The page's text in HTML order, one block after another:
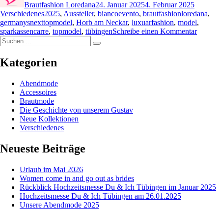
Brautfashion Loredana24. Januar 20254. Februar 2025
VerschiedenesSchlagwörter
2025, Aussteller, biancoevento, brautfashionloredana,
germanysnexttopmodel, Horb am Neckar, luxuarfashion, model,
sparkassencarre, topmodel, tübingenSchreibe einen Kommentarzu
Suchen
nach:
Suchen
Kategorien
Abendmode
Accessoires
Brautmode
Die Geschichte von unserem Gustav
Neue Kollektionen
Verschiedenes
Neueste Beiträge
Urlaub im Mai 2026
Women come in and go out as brides
Rückblick Hochzeitsmesse Du & Ich Tübingen im Januar 2025
Hochzeitsmesse Du & Ich Tübingen am 26.01.2025
Unsere Abendmode 2025